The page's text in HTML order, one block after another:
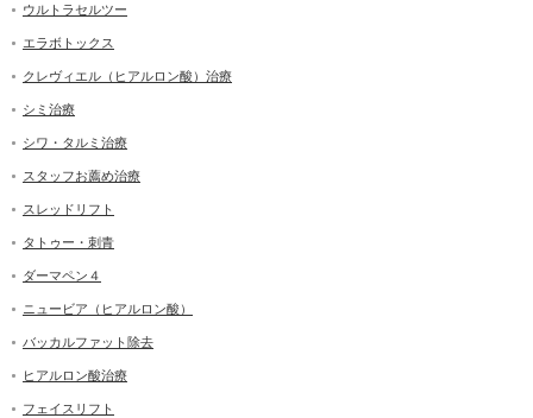
ウルトラセルツー
エラボトックス
クレヴィエル（ヒアルロン酸）治療
シミ治療
シワ・タルミ治療
スタッフお薦め治療
スレッドリフト
タトゥー・刺青
ダーマペン４
ニュービア（ヒアルロン酸）
バッカルファット除去
ヒアルロン酸治療
フェイスリフト